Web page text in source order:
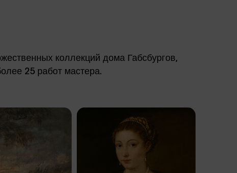
коллекций дома Габсбургов,
25 работ мастера.